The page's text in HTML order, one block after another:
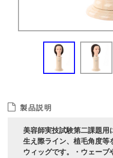
製品説明
美容師実技試験第二課題用
生え際ライン、植毛角度等
ウィッグです。・ウェーブ